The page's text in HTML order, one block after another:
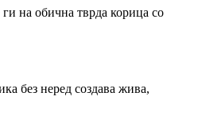
на обична тврда корица со
без неред создава жива,